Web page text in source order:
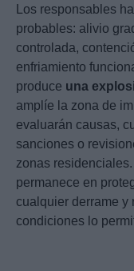
Los responsables
probables: alivio
controlada,
enfriamiento
produce una
amplíe la zona de
evaluarán causas,
sanciones o
zonas
permanece en
cualquier derrame y
condiciones lo